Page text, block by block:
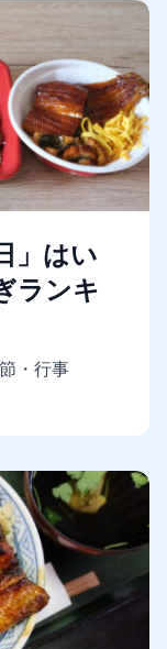
」はい
ランキ
・行事